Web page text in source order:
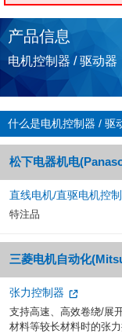
产品信息
电机控制器 / 驱动
什么是电机控制器 / 驱
松下电器机电
直线电机/直驱电机控
特注品
三菱电机自动化
张力控制器
支持高速、高效卷绕/展
材料等较长材料时的张力